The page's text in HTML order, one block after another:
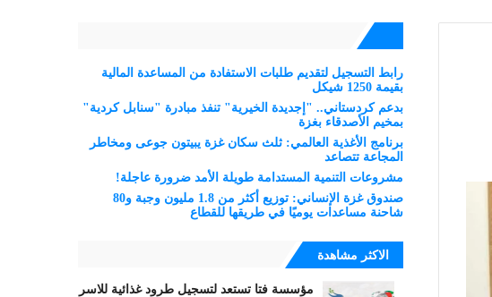
رابط التسجيل لتقديم طلبات الاستفادة من المساعدة المالية
بقيمة 1250 شيكل
بدعم كردستاني.. "إجديدة الخيرية" تنفذ مبادرة "سنابل كردية"
بمخيم الأصدقاء بغزة
برنامج الأغذية العالمي: ثلث سكان غزة يبيتون جوعى ومخاطر
المجاعة تتصاعد
مشروعات التنمية المستدامة طويلة الأمد ضرورة عاجلة!
صندوق غزة الإنساني: توزيع أكثر من 1.8 مليون وجبة و80
شاحنة مساعدات يوميًا في طريقها للقطاع
الاكثر مشاهدة
مؤسسة فتا تستعد لتسجيل طرود غذائية للاسر